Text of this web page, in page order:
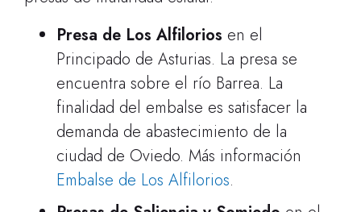
Presa de Los Alfilorios en el
Principado de Asturias. La presa se
encuentra sobre el río Barrea. La
finalidad del embalse es satisfacer la
demanda de abastecimiento de la
ciudad de Oviedo. Más información
Embalse de Los Alfilorios.